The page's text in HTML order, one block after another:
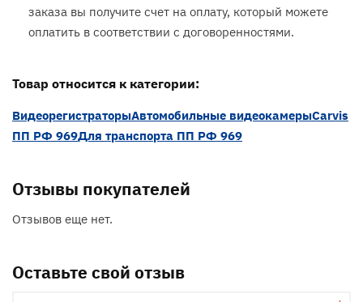
заказа вы получите счет на оплату, который можете
оплатить в соответствии с договоренностями.
Товар относится к категории:
ВидеорегистраторыАвтомобильные видеокамерыCarvis
ПП РФ 969Для транспорта ПП РФ 969
Отзывы покупателей
Отзывов еще нет.
Оставьте свой отзыв